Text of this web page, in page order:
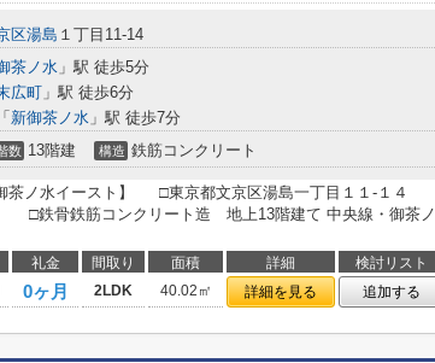
区湯島 １丁目11-14
茶ノ水 」駅 徒歩5分
広町 」駅 徒歩6分
「 新御茶ノ水 」駅 徒歩7分
数 13階建 構造 鉄筋コンクリート
茶ノ水イースト】 □東京都文京区湯島一丁目１１-１４
鉄骨鉄筋コンクリート造 地上13階建て 中央線・御茶ノ
礼金 間取り 面積 詳細
検討リスト
0ヶ月 2LDK 40.02㎡ 詳細を見る 追加する